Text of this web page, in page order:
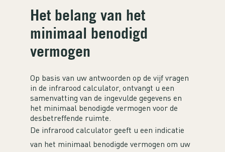
Het belang van het
minimaal benodigd
vermogen
Op basis van uw antwoorden op de vijf vragen
in de infrarood calculator, ontvangt u een
samenvatting van de ingevulde gegevens en
het minimaal benodigde vermogen voor de
desbetreffende ruimte.
De infrarood calculator geeft u een indicatie
van het minimaal benodigde vermogen om uw